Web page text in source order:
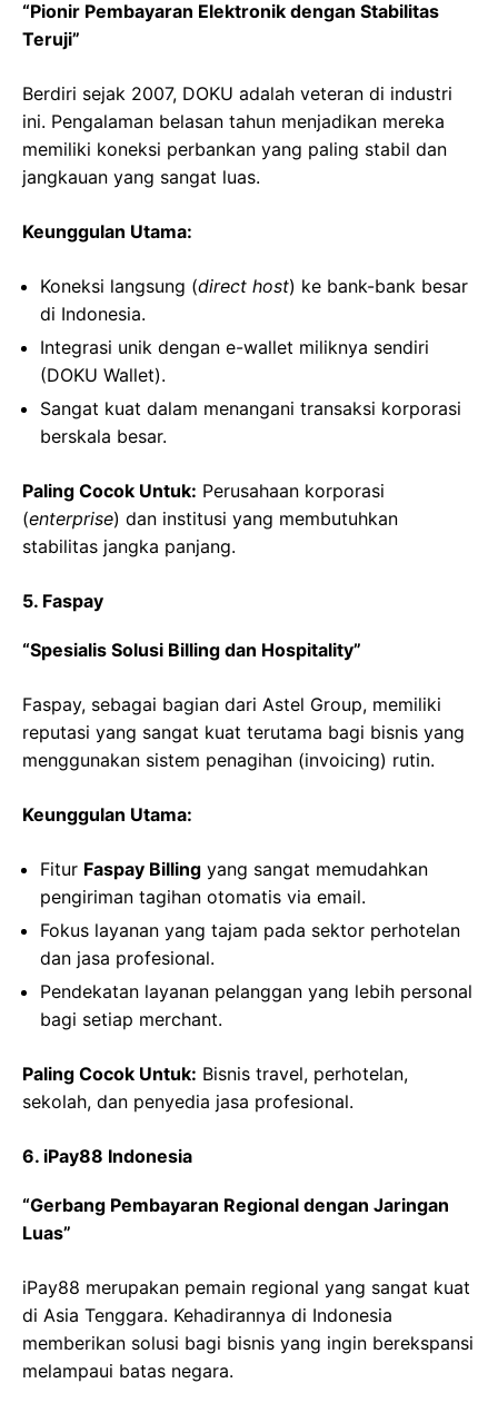
“Pionir Pembayaran Elektronik dengan Stabilitas
Teruji”
Berdiri sejak 2007, DOKU adalah veteran di industri
ini. Pengalaman belasan tahun menjadikan mereka
memiliki koneksi perbankan yang paling stabil dan
jangkauan yang sangat luas.
Keunggulan Utama:
Koneksi langsung (direct host) ke bank-bank besar
di Indonesia.
Integrasi unik dengan e-wallet miliknya sendiri
(DOKU Wallet).
Sangat kuat dalam menangani transaksi korporasi
berskala besar.
Paling Cocok Untuk: Perusahaan korporasi
(enterprise) dan institusi yang membutuhkan
stabilitas jangka panjang.
5. Faspay
“Spesialis Solusi Billing dan Hospitality”
Faspay, sebagai bagian dari Astel Group, memiliki
reputasi yang sangat kuat terutama bagi bisnis yang
menggunakan sistem penagihan (invoicing) rutin.
Keunggulan Utama:
Fitur Faspay Billing yang sangat memudahkan
pengiriman tagihan otomatis via email.
Fokus layanan yang tajam pada sektor perhotelan
dan jasa profesional.
Pendekatan layanan pelanggan yang lebih personal
bagi setiap merchant.
Paling Cocok Untuk: Bisnis travel, perhotelan,
sekolah, dan penyedia jasa profesional.
6. iPay88 Indonesia
“Gerbang Pembayaran Regional dengan Jaringan
Luas”
iPay88 merupakan pemain regional yang sangat kuat
di Asia Tenggara. Kehadirannya di Indonesia
memberikan solusi bagi bisnis yang ingin berekspansi
melampaui batas negara.